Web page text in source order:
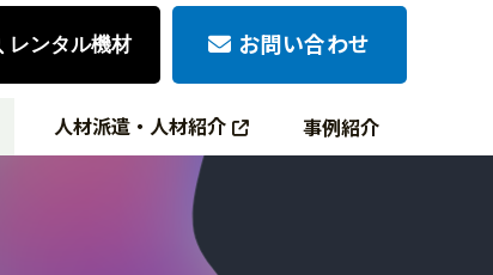
レンタル機材 お問い合わせ
人材派遣・人材紹介 事例紹介